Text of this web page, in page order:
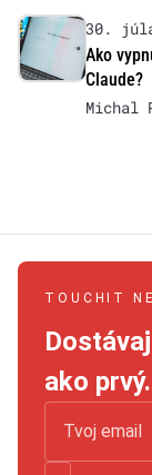
30.
Ako
Claude?
Michal
TOUCHIT
ako prvý.